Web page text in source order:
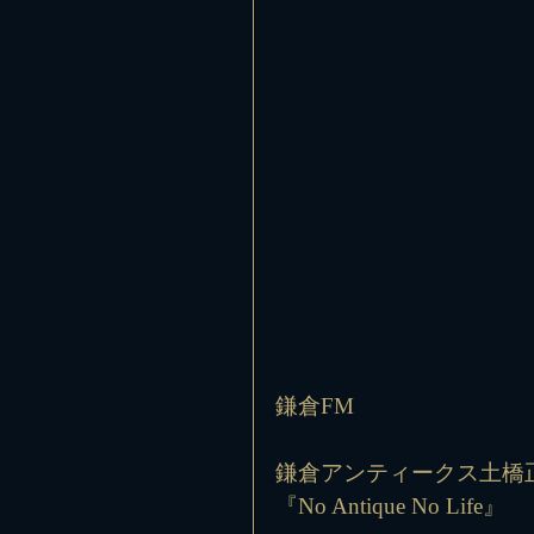
鎌倉FM
鎌倉アンティークス土橋
『No Antique No Life』